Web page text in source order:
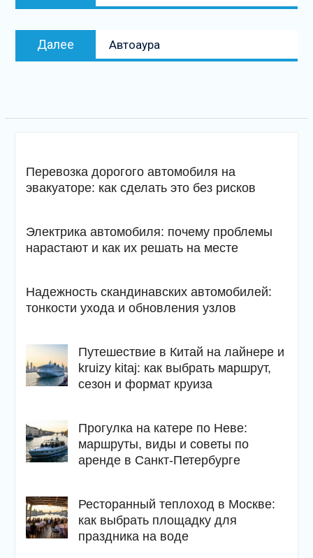
Далее
Следующая
запись
Автоаура
Перевозка дорогого автомобиля на
эвакуаторе: как сделать это без рисков
Электрика автомобиля: почему проблемы
нарастают и как их решать на месте
Надежность скандинавских автомобилей:
тонкости ухода и обновления узлов
Путешествие в Китай на лайнере и
kruizy kitaj: как выбрать маршрут,
сезон и формат круиза
Прогулка на катере по Неве:
маршруты, виды и советы по
аренде в Санкт-Петербурге
Ресторанный теплоход в Москве:
как выбрать площадку для
праздника на воде